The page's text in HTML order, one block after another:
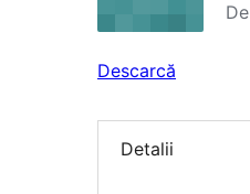
De
Descarcă
Detalii